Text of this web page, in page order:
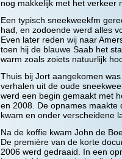
nog makkelijk met het verkeer
Een typisch sneekweekfm
had, en zodoende werd alles
Even later reden wij naar
toen hij de blauwe Saab het
warm zoals zoiets natuurlijk
Thuis bij Jort aangekomen
verhalen uit de oude
werd een begin gemaakt met
en 2008. De opnames
kwam en onder verscheidene
Na de koffie kwam John de
De première van de korte
2006 werd gedraaid. In een